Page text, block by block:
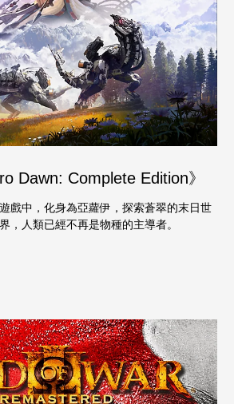
Dawn: Complete Edition》
戲中，化身為亞蘿伊，探索蒼翠的末日世
，人類已經不再是物種的主導者。